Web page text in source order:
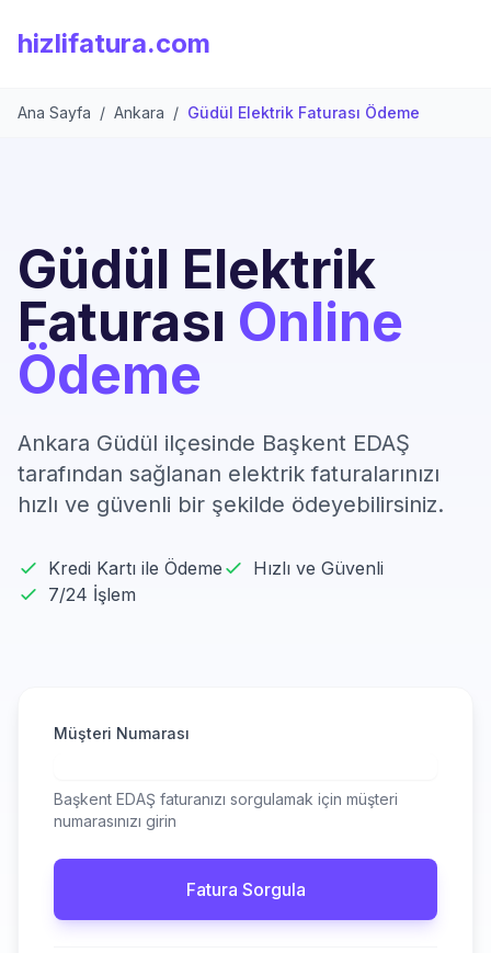
hizlifatura.com
Ana Sayfa / Ankara / Güdül Elektrik Faturası Ödeme
Güdül Elektrik
Faturası Online
Ödeme
Ankara Güdül ilçesinde Başkent EDAŞ
tarafından sağlanan elektrik faturalarınızı
hızlı ve güvenli bir şekilde ödeyebilirsiniz.
Kredi Kartı ile Ödeme
Hızlı ve Güvenli
7/24 İşlem
Müşteri Numarası
Başkent EDAŞ faturanızı sorgulamak için müşteri
numarasınızı girin
Fatura Sorgula